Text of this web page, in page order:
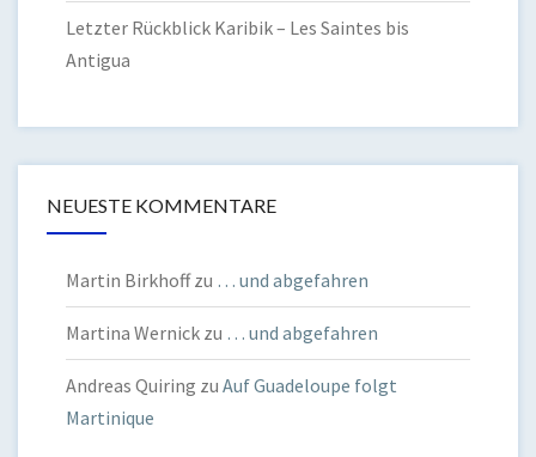
Letzter Rückblick Karibik – Les Saintes bis
Antigua
NEUESTE KOMMENTARE
Martin Birkhoffzu … und abgefahren
Martina Wernick zu … und abgefahren
Andreas Quiring zu Auf Guadeloupe folgt
Martinique